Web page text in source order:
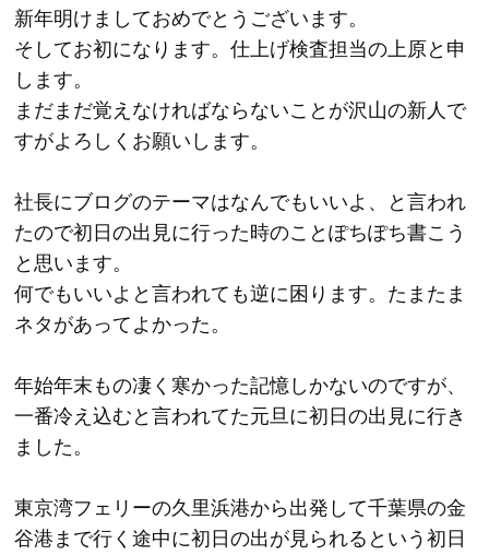
新年明けましておめでとうございます。
そしてお初になります。仕上げ検査担当の上原と申
します。
まだまだ覚えなければならないことが沢山の新人で
すがよろしくお願いします。
社長にブログのテーマはなんでもいいよ、と言われ
たので初日の出見に行った時のことぽちぽち書こう
と思います。
何でもいいよと言われても逆に困ります。たまたま
ネタがあってよかった。
年始年末もの凄く寒かった記憶しかないのですが、
一番冷え込むと言われてた元旦に初日の出見に行き
ました。
東京湾フェリーの久里浜港から出発して千葉県の金
谷港まで行く途中に初日の出が見られるという初日